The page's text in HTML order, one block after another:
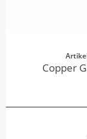
Copper